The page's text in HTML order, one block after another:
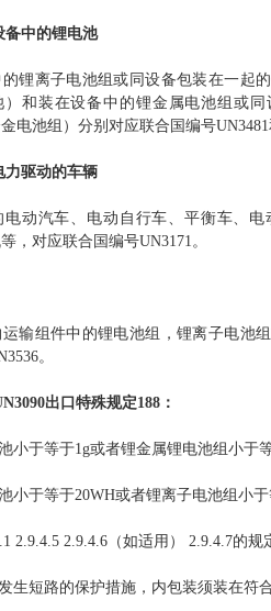
备中的锂电池
锂离子电池组或同设备包装在一起
）和装在设备中的锂金属电池组或同
金电池组）分别对应联合国编号UN3481
力驱动的车辆
电动汽车、电动自行车、平衡车、
，对应联合国编号UN3171。
输组件中的锂电池组，锂离子电池
。
出口特殊规定188：
小于等于1g或者锂金属锂电池组小于
小于等于20WH或者锂离子电池组小
2.9.4.5 2.9.4.6（如适用） 2.9.4.7的规
生短路的保护措施，内包装须装在符